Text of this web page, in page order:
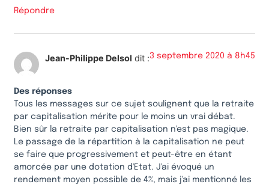
Répondre
Jean-Philippe Delsol dit :3 septembre 2020 à 8h45
Des réponses
Tous les messages sur ce sujet soulignent que la retraite
par capitalisation mérite pour le moins un vrai débat.
Bien sûr la retraite par capitalisation n'est pas magique.
Le passage de la répartition à la capitalisation ne peut
se faire que progressivement et peut-être en étant
amorcée par une dotation d'Etat. J'ai évoqué un
rendement moyen possible de 4%, mais j'ai mentionné les